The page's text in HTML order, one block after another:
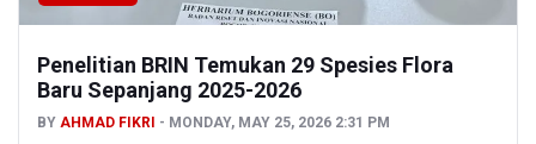
Penelitian BRIN Temukan 29 Spesies Flora
Baru Sepanjang 2025-2026
BY AHMAD FIKRI MONDAY, MAY 25, 2026 2:31 PM